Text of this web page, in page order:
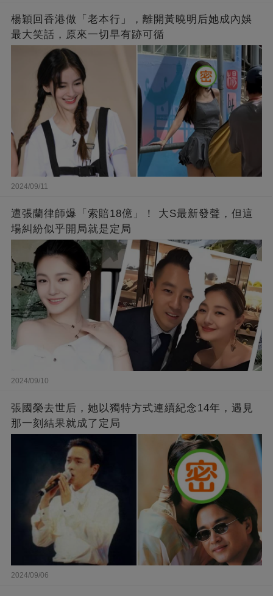
楊穎回香港做「老本行」，離開黃曉明后她成內娛
最大笑話，原來一切早有跡可循
2024/09/11
遭張蘭律師爆「索賠18億」！ 大S最新發聲，但這
場糾紛似乎開局就是定局
2024/09/10
張國榮去世后，她以獨特方式連續紀念14年，遇見
那一刻結果就成了定局
2024/09/06